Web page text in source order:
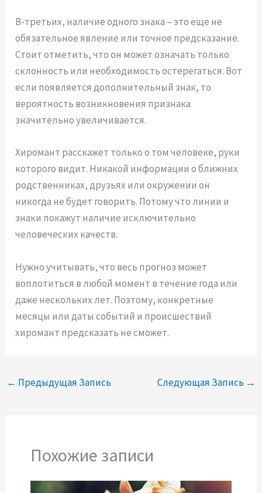
В-третьих, наличие одного знака – это еще не
обязательное явление или точное предсказание.
Стоит отметить, что он может означать только
склонность или необходимость остерегаться. Вот
если появляется дополнительный знак, то
вероятность возникновения признака
значительно увеличивается.
Хиромант расскажет только о том человеке, руки
которого видит. Никакой информации о ближних
родственниках, друзьях или окружении он
никогда не будет говорить. Потому что линии и
знаки покажут наличие исключительно
человеческих качеств.
Нужно учитывать, что весь прогноз может
воплотиться в любой момент в течение года или
даже нескольких лет. Поэтому, конкретные
месяцы или даты событий и происшествий
хиромант предсказать не сможет.
← Предыдущая Запись Следующая Запись →
Похожие записи